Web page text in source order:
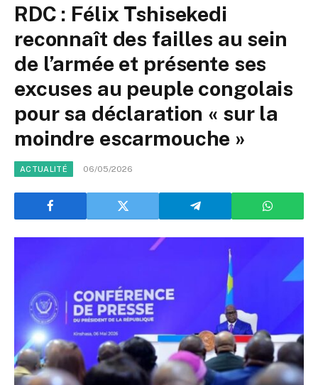
RDC : Félix Tshisekedi
reconnaît des failles au sein
de l’armée et présente ses
excuses au peuple congolais
pour sa déclaration « sur la
moindre escarmouche »
ACTUALITÉ 06/05/2026